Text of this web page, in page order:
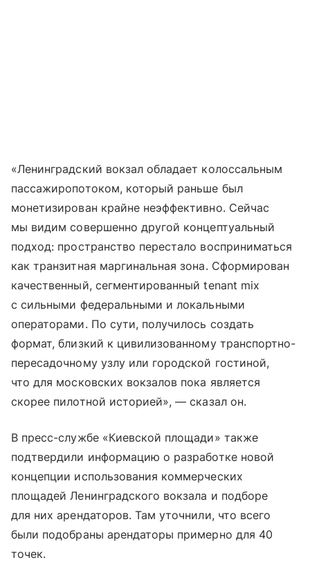
«Ленинградский вокзал обладает колоссальным
пассажиропотоком, который раньше был
монетизирован крайне неэффективно. Сейчас
мы видим совершенно другой концептуальный
подход: пространство перестало восприниматься
как транзитная маргинальная зона. Сформирован
качественный, сегментированный tenant mix
с сильными федеральными и локальными
операторами. По сути, получилось создать
формат, близкий к цивилизованному транспортно-
пересадочному узлу или городской гостиной,
что для московских вокзалов пока является
скорее пилотной историей», — сказал он.
В пресс-службе «Киевской площади» также
подтвердили информацию о разработке новой
концепции использования коммерческих
площадей Ленинградского вокзала и подборе
для них арендаторов. Там уточнили, что всего
были подобраны арендаторы примерно для 40
точек.